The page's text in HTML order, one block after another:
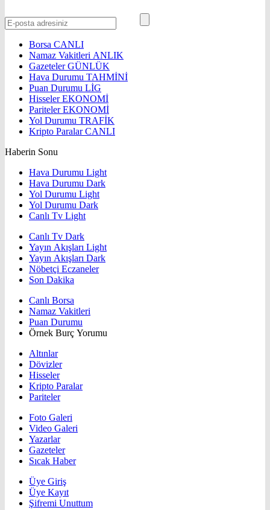
Borsa CANLI
Namaz Vakitleri ANLIK
GazetelerGÜNLÜK
Hava Durumu TAHMİNİ
Puan Durumu LİG
HisselerEKONOMİ
ParitelerEKONOMİ
Yol Durumu TRAFİK
Kripto ParalarCANLI
Haberin Sonu
Hava Durumu Light
Hava Durumu Dark
Yol Durumu Light
Yol Durumu Dark
Canlı Tv Light
Canlı Tv Dark
Yayın Akışları Light
Yayın Akışları Dark
Nöbetçi Eczaneler
Son Dakika
Canlı Borsa
Namaz Vakitleri
Puan Durumu
Örnek Burç Yorumu
Altınlar
Dövizler
Hisseler
Kripto Paralar
Pariteler
Foto Galeri
Video Galeri
Yazarlar
Gazeteler
Sıcak Haber
Üye Giriş
Üye Kayıt
Şifremi Unuttum